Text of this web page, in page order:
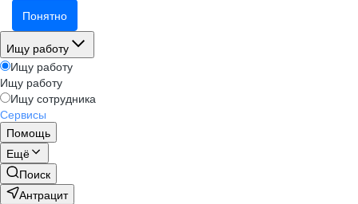
Понятно
Ищу работу
Ищу работу
Ищу работу
Ищу сотрудника
Сервисы
Помощь
Ещё
Поиск
Антрацит